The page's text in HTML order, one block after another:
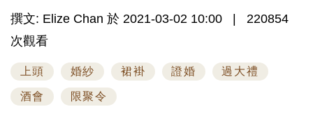
撰文: Elize Chan 於 2021-03-02 10:00
220854
次觀看
上頭 婚紗 裙褂 證婚
過大禮
酒會
限聚令